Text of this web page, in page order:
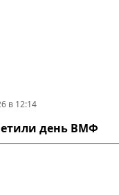
в 12:14
день ВМФ